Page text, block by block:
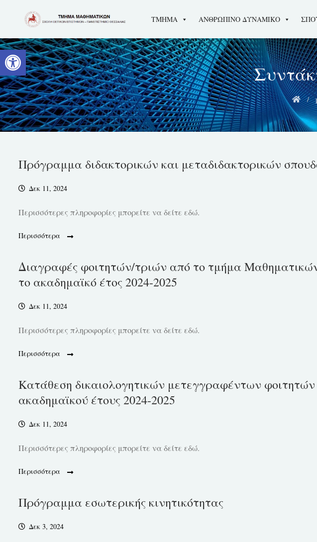
Ανοίξτε τη γραμμή εργαλείων
ΤΜΗΜΑ ΑΝΘΡΩΠΙΝΟ ΔΥΝΑΜΙΚΟ
Πρόγραμμα διδακτορικών και μεταδιδακτορικών
Δεκ 11, 2024
Περισσότερες πληροφορίες μπορείτε να δείτε εδώ.
Περισσότερα
Διαγραφές φοιτητών/τριών από το τμήμα
το ακαδημαϊκό έτος 2024-2025
Δεκ 11, 2024
Περισσότερες πληροφορίες μπορείτε να δείτε εδώ.
Περισσότερα
Κατάθεση δικαιολογητικών μετεγγραφέντων
ακαδημαϊκού έτους 2024-2025
Δεκ 11, 2024
Περισσότερες πληροφορίες μπορείτε να δείτε εδώ.
Περισσότερα
Πρόγραμμα εσωτερικής κινητικότητας
Δεκ 3, 2024